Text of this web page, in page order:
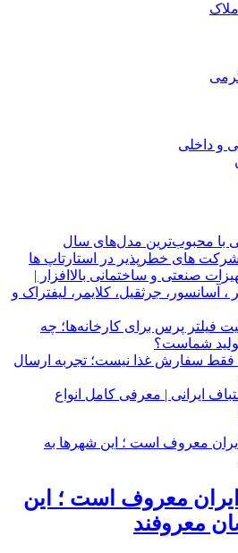
و داخلی
با محبوب‌ترین مدل‌های سال
های خطرپذیر در استارتاپ ها
صنعتی و ساختمانی بالاافزار |
، آسانسور، جرثقیل، کلایمر، لیفتراک و
فیلتر پرس برای کارخانه‌ها؛ چه
شماست؟
فقط سفارش غذا نیست؛ تجربه ارسال
ایرانی | معرفی کامل انواع
معروف است ؛ این
معروفند